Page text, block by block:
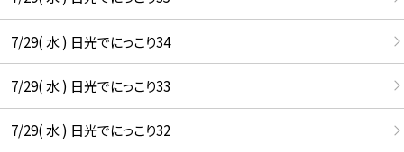
7/29( 水 ) 日光でにっこり34
7/29( 水 ) 日光でにっこり33
7/29( 水 ) 日光でにっこり32